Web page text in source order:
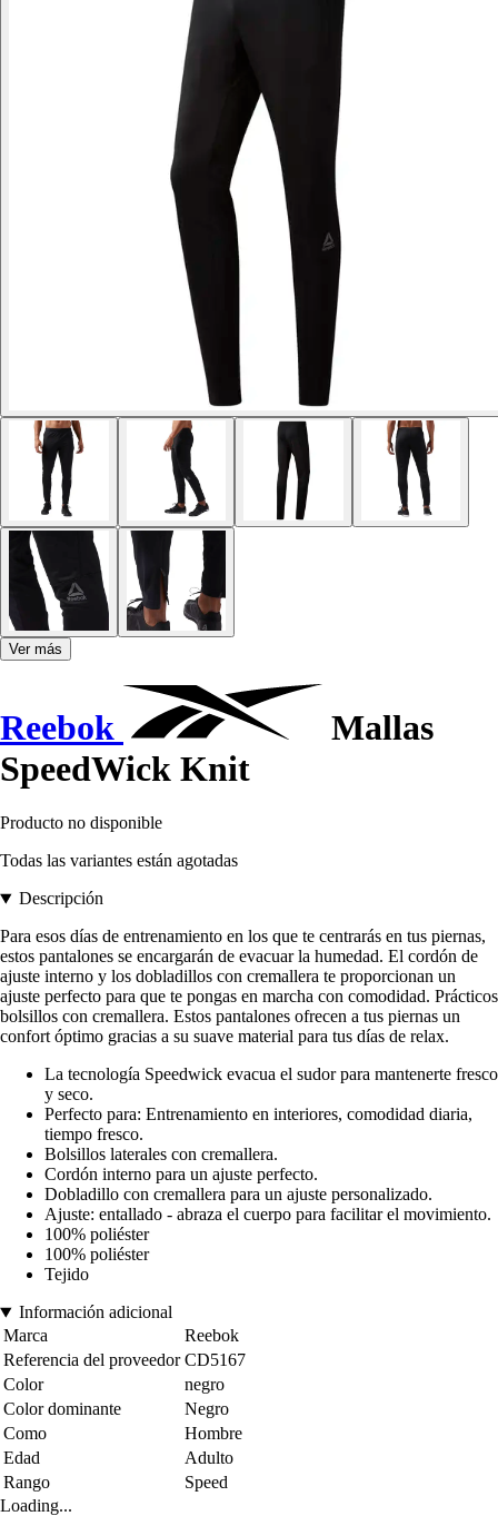
Ver más
Reebok
Mallas
SpeedWick Knit
Producto no disponible
Todas las variantes están agotadas
Descripción
Para esos días de entrenamiento en los que te centrarás en tus piernas,
estos pantalones se encargarán de evacuar la humedad. El cordón de
ajuste interno y los dobladillos con cremallera te proporcionan un
ajuste perfecto para que te pongas en marcha con comodidad. Prácticos
bolsillos con cremallera. Estos pantalones ofrecen a tus piernas un
confort óptimo gracias a su suave material para tus días de relax.
La tecnología Speedwick evacua el sudor para mantenerte fresco
y seco.
Perfecto para: Entrenamiento en interiores, comodidad diaria,
tiempo fresco.
Bolsillos laterales con cremallera.
Cordón interno para un ajuste perfecto.
Dobladillo con cremallera para un ajuste personalizado.
Ajuste: entallado - abraza el cuerpo para facilitar el movimiento.
100% poliéster
100% poliéster
Tejido
Información adicional
Marca
Reebok
Referencia del proveedor CD5167
Color
negro
Color dominante
Negro
Como
Hombre
Edad
Adulto
Rango
Speed
Loading...